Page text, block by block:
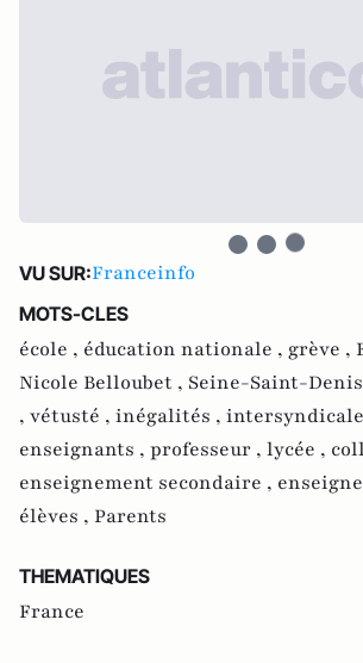
VU SUR:Franceinfo
MOTS-CLES
école , éducation nationale , grève ,
Nicole Belloubet , Seine-Saint-
, vétusté , inégalités ,
enseignants , professeur , lycée ,
enseignement secondaire ,
élèves , Parents
THEMATIQUES
France